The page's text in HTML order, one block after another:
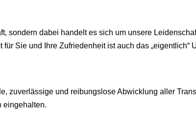
sondern dabei handelt es sich um unsere
Sie und Ihre Zufriedenheit ist auch das „eigentlich“
zuverlässige und reibungslose Abwicklung aller
eingehalten.